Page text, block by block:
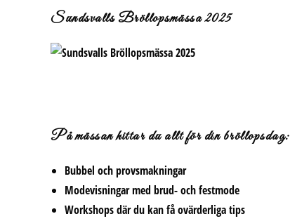
Sundsvalls Bröllopsmässa 2025
På mässan hittar du allt för din bröllopsdag:
Bubbel och provsmakningar
Modevisningar med brud- och festmode
Workshops där du kan få ovärderliga tips